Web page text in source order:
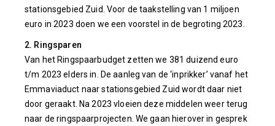
stationsgebied Zuid. Voor de taakstelling van 1 miljoen
euro in 2023 doen we een voorstel in de begroting 2023.
2. Ringsparen
Van het Ringspaarbudget zetten we 381 duizend euro
t/m 2023 elders in. De aanleg van de ‘inprikker’ vanaf het
Emmaviaduct naar stationsgebied Zuid wordt daar niet
door geraakt. Na 2023 vloeien deze middelen weer terug
naar de ringspaarprojecten. We gaan hierover in gesprek